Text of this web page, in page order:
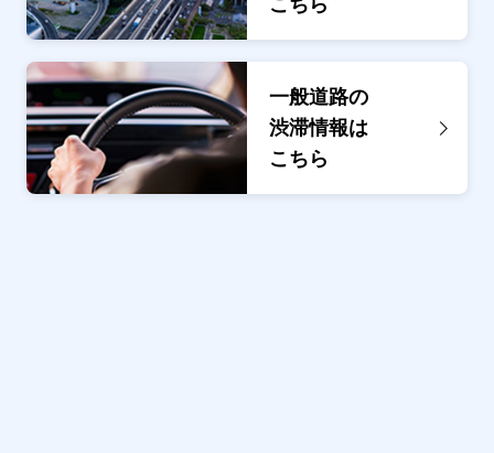
こちら
一般道路の
渋滞情報は
こちら